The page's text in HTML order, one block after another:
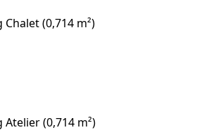
(0,714 m²)
Atelier (0,714 m²)